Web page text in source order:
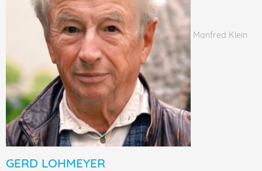
Manfred Klein
GERD LOHMEYER